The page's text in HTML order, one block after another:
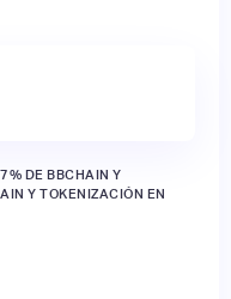
DE BBCHAIN Y
Y TOKENIZACIÓN EN